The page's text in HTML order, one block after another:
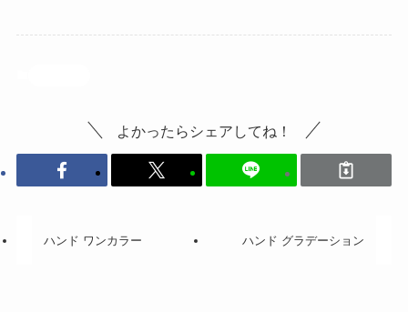
よかったらシェアしてね！
ハンド ワンカラー ハンド グラデーション